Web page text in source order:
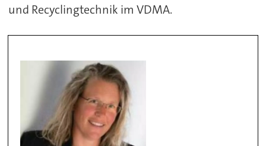
und Recyclingtechnik im VDMA.